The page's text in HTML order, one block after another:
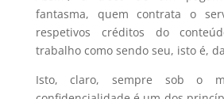
fantasma, quem contrata o
respetivos créditos do
trabalho como sendo seu, isto é,
Isto, claro, sempre sob o